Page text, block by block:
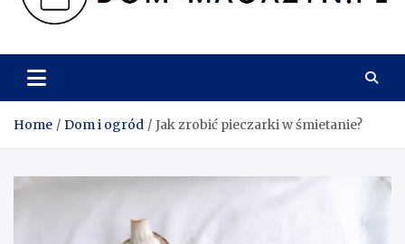
Dom-Magazyn.pl
Home Dom i ogród Jak zrobić pieczarki w śmietanie?